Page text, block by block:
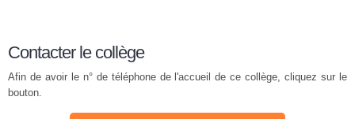
Contacter le collège
Afin de avoir le n° de téléphone de l'accueil de ce collège, cliquez sur le
bouton.